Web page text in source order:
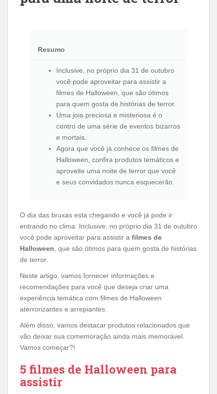
Resumo
Inclusive, no próprio dia 31 de outubro
você pode aproveitar para assistir a
filmes de Halloween, que são ótimos
para quem gosta de histórias de terror.
Uma joia preciosa e misteriosa é o
centro de uma série de eventos bizarros
e mortais.
Agora que você já conhece os filmes de
Halloween, confira produtos temáticos e
aproveite uma noite de terror que você
e seus convidados nunca esquecerão.
O dia das bruxas está chegando e você já pode ir
entrando no clima. Inclusive, no próprio dia 31 de outubro
você pode aproveitar para assistir a filmes de
Halloween, que são ótimos para quem gosta de histórias
de terror.
Neste artigo, vamos fornecer informações e
recomendações para você que deseja criar uma
experiência temática com filmes de Halloween
aterrorizantes e arrepiantes.
Além disso, vamos destacar produtos relacionados que
vão deixar sua comemoração ainda mais memorável.
Vamos começar?!
5 filmes de Halloween para
assistir